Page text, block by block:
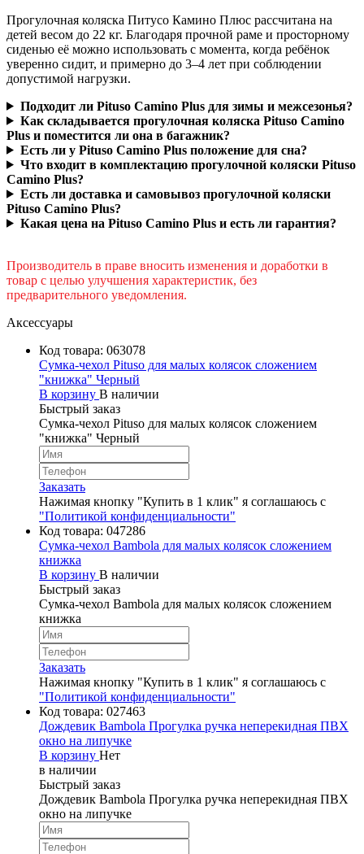
Прогулочная коляска Питусо Камино Плюс рассчитана на
детей весом до 22 кг. Благодаря прочной раме и просторному
сиденью её можно использовать с момента, когда ребёнок
уверенно сидит, и примерно до 3–4 лет при соблюдении
допустимой нагрузки.
Подходит ли Pituso Camino Plus для зимы и межсезонья?
Как складывается прогулочная коляска Pituso Camino
Plus и поместится ли она в багажник?
Есть ли у Pituso Camino Plus положение для сна?
Что входит в комплектацию прогулочной коляски Pituso
Camino Plus?
Есть ли доставка и самовывоз прогулочной коляски
Pituso Camino Plus?
Какая цена на Pituso Camino Plus и есть ли гарантия?
​Производитель в праве вносить изменения и доработки в
товар с целью улучшения характеристик, без
предварительного уведомления.
Аксессуары
Код товара: 063078
Сумка-чехол Pituso для малых колясок сложением
"книжка" Черный
В корзину В наличии
Быстрый заказ
Сумка-чехол Pituso для малых колясок сложением
"книжка" Черный
Заказать
Нажимая кнопку "Купить в 1 клик" я соглашаюсь с
"Политикой конфиденциальности"
Код товара: 047286
Сумка-чехол Bambola для малых колясок сложением
книжка
В корзину В наличии
Быстрый заказ
Сумка-чехол Bambola для малых колясок сложением
книжка
Заказать
Нажимая кнопку "Купить в 1 клик" я соглашаюсь с
"Политикой конфиденциальности"
Код товара: 027463
Дождевик Bambola Прогулка ручка неперекидная ПВХ
окно на липучке
В корзину Нет
в наличии
Быстрый заказ
Дождевик Bambola Прогулка ручка неперекидная ПВХ
окно на липучке